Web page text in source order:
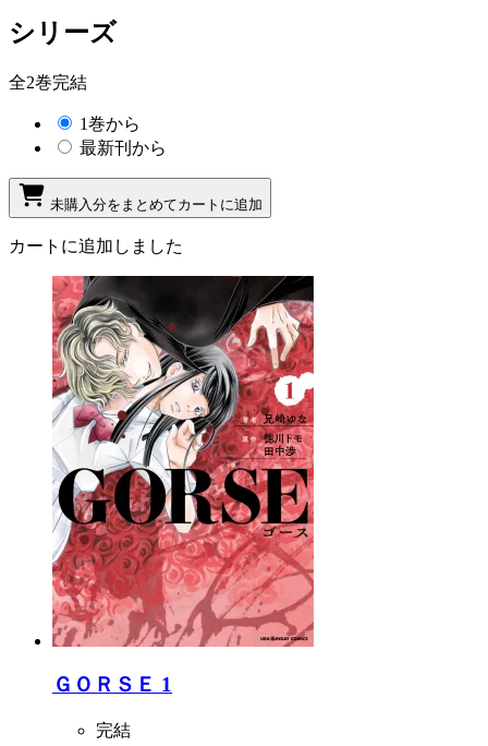
シリーズ
全2巻完結
1巻から
最新刊から
未購入分をまとめてカートに追加
カートに追加しました
ＧＯＲＳＥ 1
完結